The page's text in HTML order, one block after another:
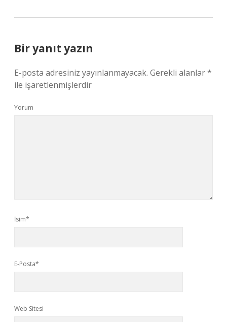
Bir yanıt yazın
E-posta adresiniz yayınlanmayacak. Gerekli alanlar*
ile işaretlenmişlerdir
Yorum
İsim*
E-Posta*
Web Sitesi